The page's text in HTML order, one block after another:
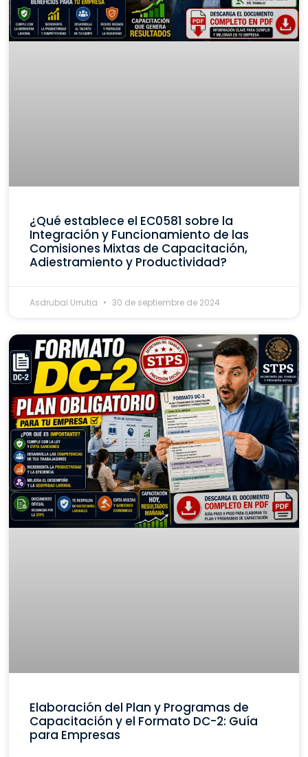
¿Qué establece el EC0581 sobre la
Integración y Funcionamiento de las
Comisiones Mixtas de Capacitación,
Adiestramiento y Productividad?
Asdrubal Urrutia 30 de septiembre de 2024
Elaboración del Plan y Programas de
Capacitación y el Formato DC-2: Guía
para Empresas